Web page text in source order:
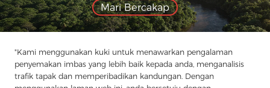
"Kami menggunakan kuki untuk menawarkan pengalaman
penyemakan imbas yang lebih baik kepada anda, menganalisis
trafik tapak dan memperibadikan kandungan. Dengan
Mari Bercakap
Syarikat Produk Penyelesaian Kelebihan
Media